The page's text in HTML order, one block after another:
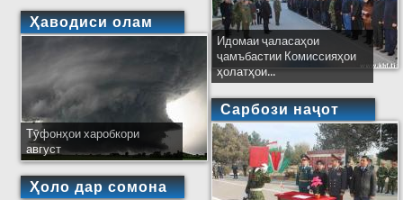
Ҳаводиси олам
Тӯфонҳои харобкори
август
Ҳоло дар сомона
Идомаи ҷаласаҳои
ҷамъбастии Комиссияҳои
ҳолатҳои...
Сарбози наҷот